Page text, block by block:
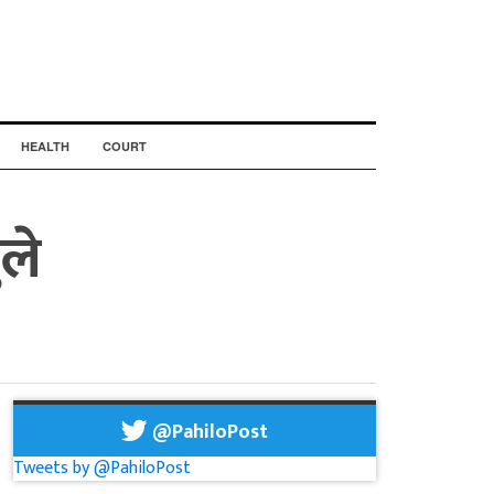
HEALTH COURT
@PahiloPost
Tweets by @PahiloPost